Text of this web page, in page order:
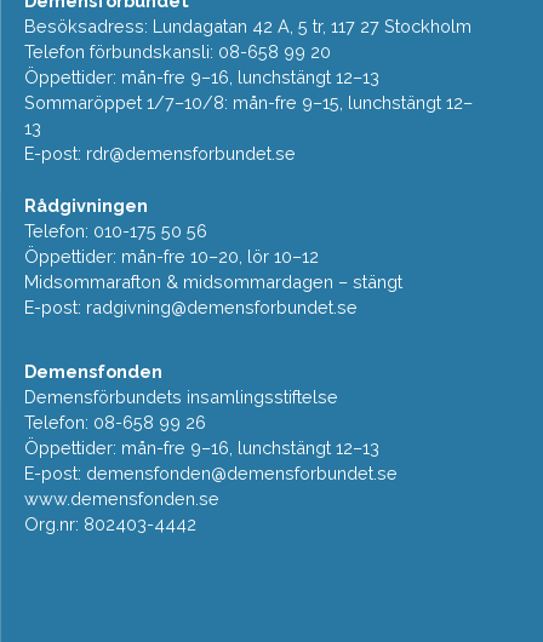
Besöksadress: Lundagatan 42 A, 5 tr, 117 27 Stockholm
Telefon förbundskansli: 08-658 99 20
Öppettider: mån-fre 9–16, lunchstängt 12–13
Sommaröppet 1/7–10/8: mån-fre 9–15, lunchstängt 12–
13
E-post: rdr@demensforbundet.se
Rådgivningen
Telefon: 010-175 50 56
Öppettider: mån-fre 10–20, lör 10–12
Midsommarafton & midsommardagen – stängt
E-post: radgivning@demensforbundet.se
Demensfonden
Demensförbundets insamlingsstiftelse
Telefon: 08-658 99 26
Öppettider: mån-fre 9–16, lunchstängt 12–13
E-post: demensfonden@demensforbundet.se
www.demensfonden.se
Org.nr: 802403-4442